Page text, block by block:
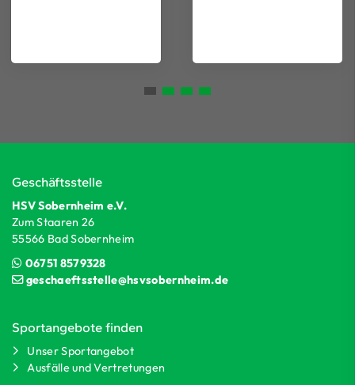
Geschäftsstelle
HSV Sobernheim e.V.
Zum Staaren 26
55566 Bad Sobernheim
06751 8579328
geschaeftsstelle@hsvsobernheim.de
Sportangebote finden
Unser Sportangebot
Ausfälle und Vertretungen